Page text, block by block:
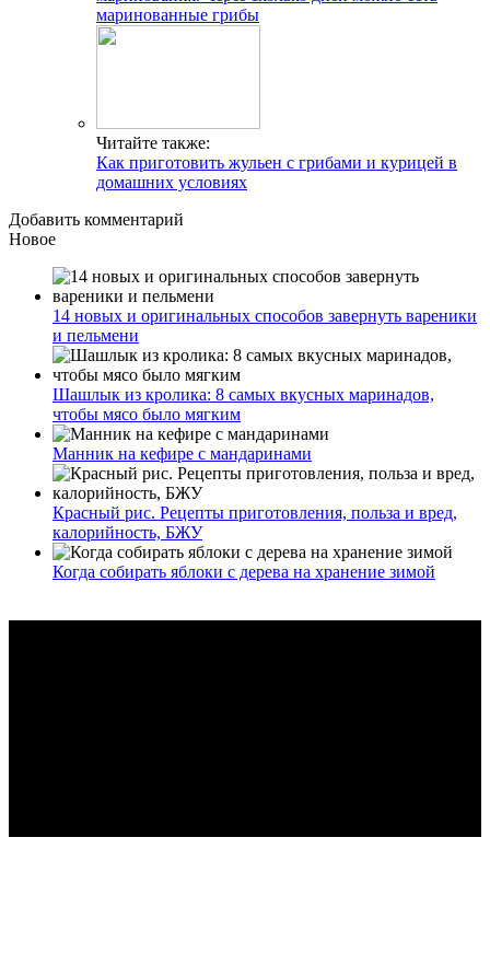
маринованные грибы
Читайте также:
Как приготовить жульен с грибами и курицей в
домашних условиях
Добавить комментарий
Новое
14 новых и оригинальных способов завернуть вареники
и пельмени
Шашлык из кролика: 8 самых вкусных маринадов,
чтобы мясо было мягким
Манник на кефире с мандаринами
Красный рис. Рецепты приготовления, польза и вред,
калорийность, БЖУ
Когда собирать яблоки с дерева на хранение зимой